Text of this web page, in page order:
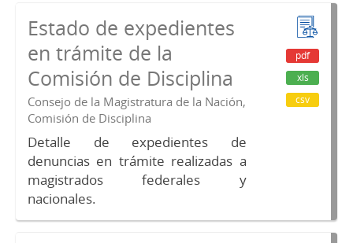
Estado de expedientes
en trámite de la
Comisión de Disciplina
Consejo de la Magistratura de la Nación,
Comisión de Disciplina
Detalle de expedientes de
denuncias en trámite realizadas a
magistrados federales y
nacionales.
pdf
xls
csv